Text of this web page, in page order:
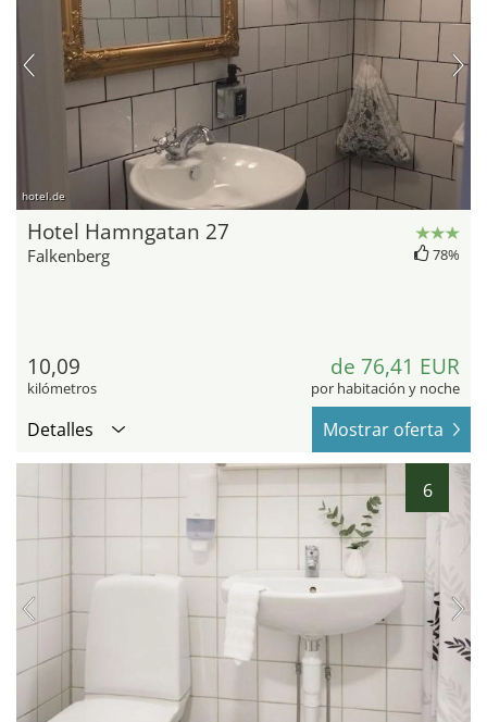
hotel.de
Hotel Hamngatan 27
Falkenberg 78%
10,09
kilómetros
de 76,41 EUR
por habitación y noche
Detalles Mostrar oferta
6